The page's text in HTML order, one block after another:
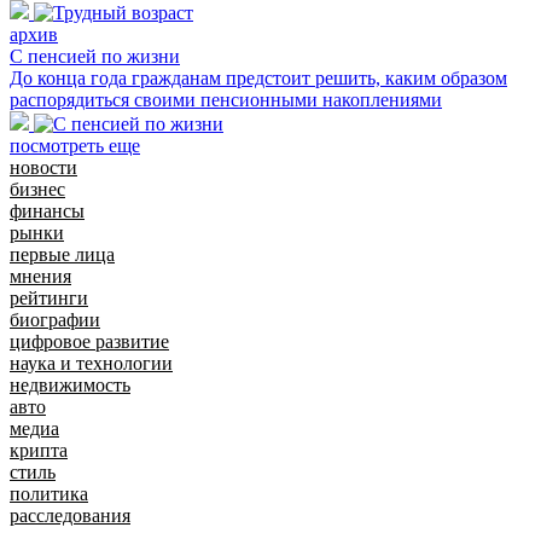
архив
С пенсией по жизни
До конца года гражданам предстоит решить, каким образом
распорядиться своими пенсионными накоплениями
посмотреть еще
новости
бизнес
финансы
рынки
первые лица
мнения
рейтинги
биографии
цифровое развитие
наука и технологии
недвижимость
авто
медиа
крипта
стиль
политика
расследования